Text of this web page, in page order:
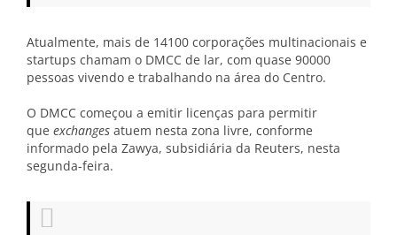
Atualmente, mais de 14100 corporações multinacionais e
startups chamam o DMCC de lar, com quase 90000
pessoas vivendo e trabalhando na área do Centro.
O DMCC começou a emitir licenças para permitir
que exchanges atuem nesta zona livre, conforme
informado pela Zawya, subsidiária da Reuters, nesta
segunda-feira.